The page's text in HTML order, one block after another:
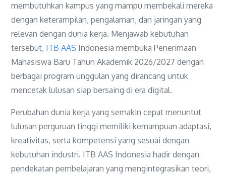
membutuhkan kampus yang mampu membekali mereka
dengan keterampilan, pengalaman, dan jaringan yang
relevan dengan dunia kerja. Menjawab kebutuhan
tersebut, ITB AAS Indonesia membuka Penerimaan
Mahasiswa Baru Tahun Akademik 2026/2027 dengan
berbagai program unggulan yang dirancang untuk
mencetak lulusan siap bersaing di era digital.
Perubahan dunia kerja yang semakin cepat menuntut
lulusan perguruan tinggi memiliki kemampuan adaptasi,
kreativitas, serta kompetensi yang sesuai dengan
kebutuhan industri. ITB AAS Indonesia hadir dengan
pendekatan pembelajaran yang mengintegrasikan teori,